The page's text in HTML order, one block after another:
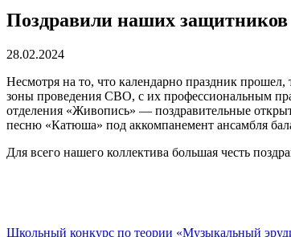
Поздравили наших защитников
28.02.2024
Несмотря на то, что календарно праздник
зоны проведения СВО, с их профессиональным
отделения «Живопись» — поздравительные
песню «Катюша» под аккомпанемент ансамбля
Для всего нашего коллектива большая честь
Школьный конкурс по теории «Музыкальный